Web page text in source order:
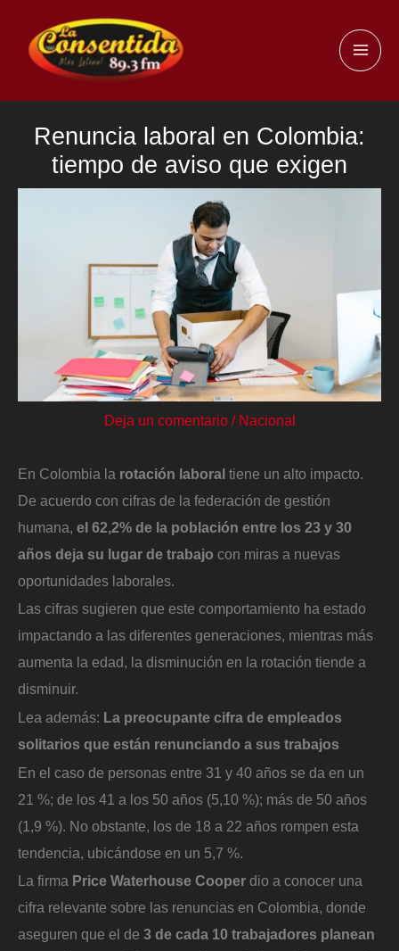
contenido
Renuncia laboral en Colombia:
tiempo de aviso que exigen
Deja un comentario / Nacional
En Colombia la rotación laboral tiene un alto impacto.
De acuerdo con cifras de la federación de gestión
humana, el 62,2% de la población entre los 23 y 30
años deja su lugar de trabajo con miras a nuevas
oportunidades laborales.
Las cifras sugieren que este comportamiento ha estado
impactando a las diferentes generaciones, mientras más
aumenta la edad, la disminución en la rotación tiende a
disminuir.
Lea además: La preocupante cifra de empleados
solitarios que están renunciando a sus trabajos
En el caso de personas entre 31 y 40 años se da en un
21 %; de los 41 a los 50 años (5,10 %); más de 50 años
(1,9 %). No obstante, los de 18 a 22 años rompen esta
tendencia, ubicándose en un 5,7 %.
La firma Price Waterhouse Cooper dio a conocer una
cifra relevante sobre las renuncias en Colombia, donde
aseguren que el de 3 de cada 10 trabajadores planean